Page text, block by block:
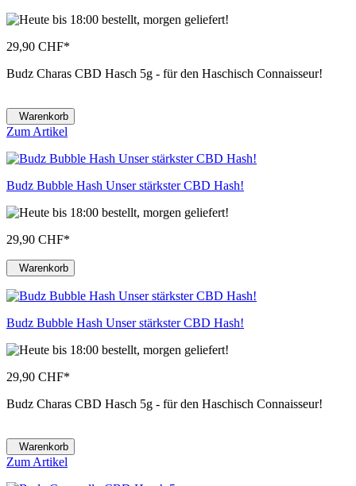
29,90 CHF*
Budz Charas CBD Hasch 5g - für den Haschisch Connaisseur!
Warenkorb
Zum Artikel
Budz Bubble Hash Unser stärkster CBD Hash!
29,90 CHF*
Warenkorb
Budz Bubble Hash Unser stärkster CBD Hash!
29,90 CHF*
Budz Charas CBD Hasch 5g - für den Haschisch Connaisseur!
Warenkorb
Zum Artikel